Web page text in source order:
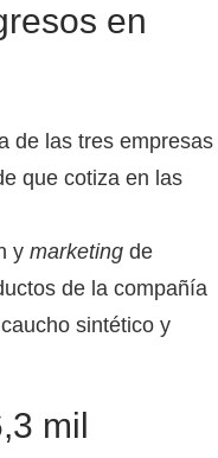
en
de las tres empresas
que cotiza en las
y marketing de
de la compañía
sintético y
mil